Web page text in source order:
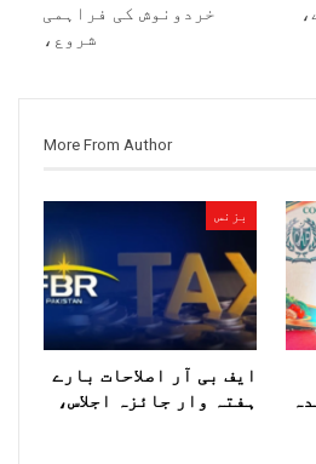
خردونوش کی فراہمی
شروع،
More From Author
بزنس
ایف بی آر اصلاحات بارے
ہفتہ وار جائزہ اجلاس،